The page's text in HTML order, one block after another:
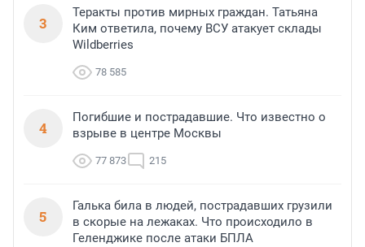
3
Теракты против мирных граждан. Татьяна
Ким ответила, почему ВСУ атакует склады
Wildberries
78 585
4
Погибшие и пострадавшие. Что известно о
взрыве в центре Москвы
77 873 215
5
Галька била в людей, пострадавших грузили
в скорые на лежаках. Что происходило в
Геленджике после атаки БПЛА